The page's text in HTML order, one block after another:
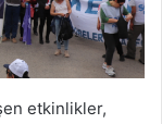
etkinlikler,